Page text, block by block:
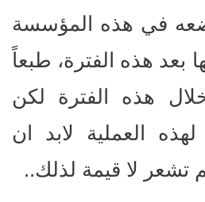
في هذه المؤسسة
بعد هذه الفترة، طبعاً
هذه الفترة لكن
العملية لابد ان
تشعر لا قيمة لذلك..